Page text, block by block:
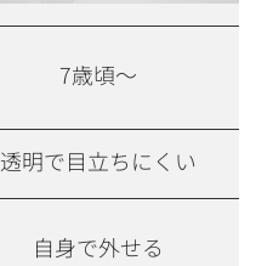
7歳頃〜
透明で目立ちにくい
自身で外せる